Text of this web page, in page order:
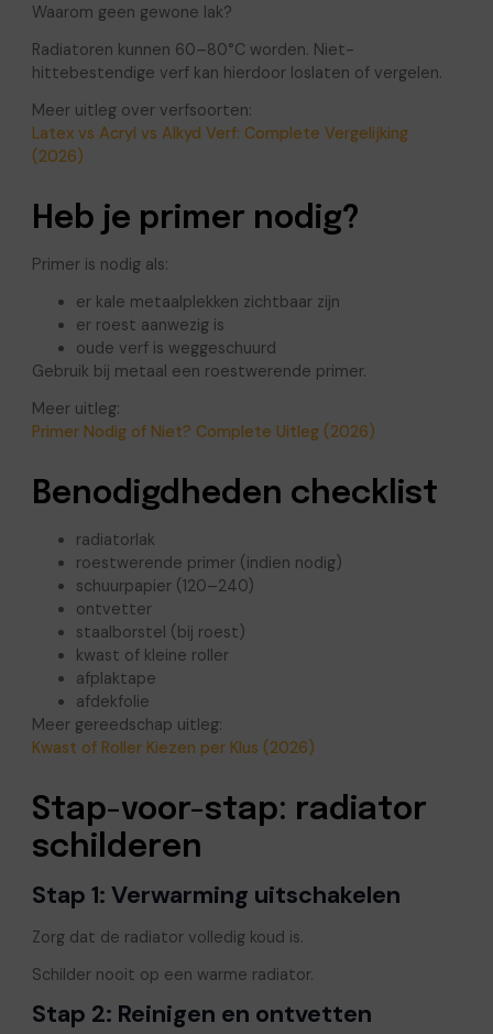
Waarom geen gewone lak?
Radiatoren kunnen 60–80°C worden. Niet-
hittebestendige verf kan hierdoor loslaten of vergelen.
Meer uitleg over verfsoorten:
Latex vs Acryl vs Alkyd Verf: Complete Vergelijking
(2026)
Heb je primer nodig?
Primer is nodig als:
er kale metaalplekken zichtbaar zijn
er roest aanwezig is
oude verf is weggeschuurd
Gebruik bij metaal een roestwerende primer.
Meer uitleg:
Primer Nodig of Niet? Complete Uitleg (2026)
Benodigdheden checklist
radiatorlak
roestwerende primer (indien nodig)
schuurpapier (120–240)
ontvetter
staalborstel (bij roest)
kwast of kleine roller
afplaktape
afdekfolie
Meer gereedschap uitleg:
Kwast of Roller Kiezen per Klus (2026)
Stap-voor-stap: radiator
schilderen
Stap 1: Verwarming uitschakelen
Zorg dat de radiator volledig koud is.
Schilder nooit op een warme radiator.
Stap 2: Reinigen en ontvetten